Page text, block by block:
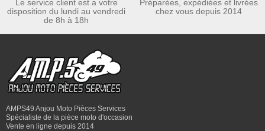
Le service client est a votre
disposition du lundi au vendredi
de 8h à 18h
Préparées, expédiées et livrées
chez vous depuis 2014
AMPS49 Anjou Moto Pièces Services
Spécialiste de la pièce moto d'occasion
Vente en ligne depuis 2014